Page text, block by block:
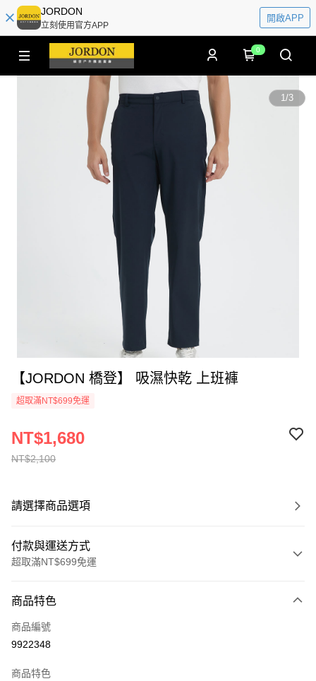
JORDON
立刻使用官方APP
開啟APP
0
1/3
【JORDON 橋登】 吸濕快乾 上班褲
超取滿NT$699免運
NT$2,100
NT$1,680
請選擇商品選項
付款與運送方式
超取滿NT$699免運
信用卡一次付款
超商取貨付款
商品特色
商品編號
9922348
商品特色